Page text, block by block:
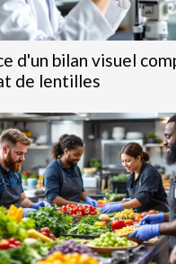
d'un bilan visuel
de lentilles